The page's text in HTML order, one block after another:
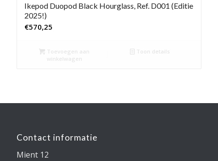
Ikepod Duopod Black Hourglass, Ref. D001 (Editie
2025!)
€570,25
Toevoegen aan
winkelwagen
Toon details
Contact informatie
Mient 12